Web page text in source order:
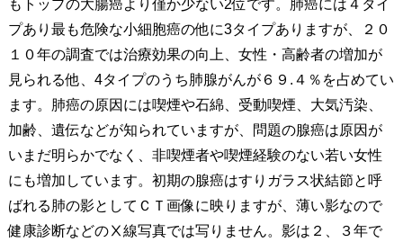
もトップの大腸癌より僅か少ない2位です。肺癌には４タイ
プあり最も危険な小細胞癌の他に3タイプありますが、２０
１０年の調査では治療効果の向上、女性・高齢者の増加が
見られる他、4タイプのうち肺腺がんが６９.４％を占めてい
ます。肺癌の原因には喫煙や石綿、受動喫煙、大気汚染、
加齢、遺伝などが知られていますが、問題の腺癌は原因が
いまだ明らかでなく、非喫煙者や喫煙経験のない若い女性
にも増加しています。初期の腺癌はすりガラス状結節と呼
ばれる肺の影としてＣＴ画像に映りますが、薄い影なので
健康診断などのⅩ線写真では写りません。影は２、３年で